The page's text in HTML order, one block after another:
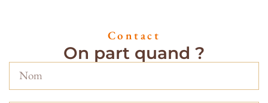
Contact
On part quand ?